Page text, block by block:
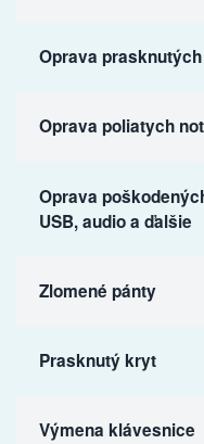
Oprava
Oprava poliatych
Oprava
USB, audio a ďalšie
Zlomené pánty
Prasknutý kryt
Výmena klávesnice